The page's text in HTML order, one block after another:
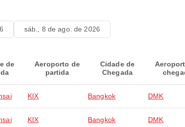
sáb., 8 de ago. de 2026
de
Aeroporto de
partida
Cidade de
Chegada
KIX Bangkok DMK
KIX Bangkok DMK